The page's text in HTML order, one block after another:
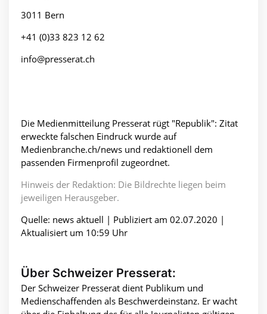
3011 Bern
+41 (0)33 823 12 62
info@presserat.ch
Die Medienmitteilung Presserat rügt "Republik": Zitat
erweckte falschen Eindruck wurde auf
Medienbranche.ch/news und redaktionell dem
passenden Firmenprofil zugeordnet.
Hinweis der Redaktion: Die Bildrechte liegen beim
jeweiligen Herausgeber.
Quelle: news aktuell | Publiziert am 02.07.2020 |
Aktualisiert um 10:59 Uhr
Über Schweizer Presserat:
Der Schweizer Presserat dient Publikum und
Medienschaffenden als Beschwerdeinstanz. Er wacht